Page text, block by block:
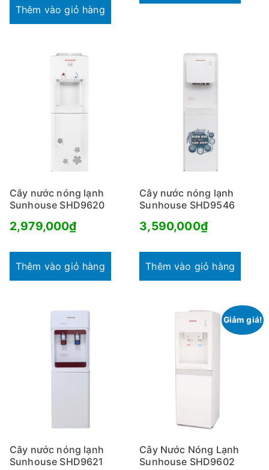
3,990,000₫.
tại
3,750,000₫.
Thêm vào giỏ hàng
Cây nước nóng lạnh
Sunhouse SHD9620
2,979,000₫
Thêm vào giỏ hàng
Cây nước nóng lạnh
Sunhouse SHD9546
3,590,000₫
Thêm vào giỏ hàng
Cây nước nóng lạnh
Sunhouse SHD9621
Giảm giá!
Cây Nước Nóng Lạnh
Sunhouse SHD9602